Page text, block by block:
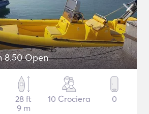
8.50 Open
28 ft
9 m
10 Crociera 0